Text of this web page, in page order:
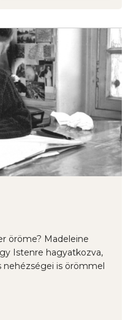
öröme? Madeleine
Istenre hagyatkozva,
nehézségei is örömmel